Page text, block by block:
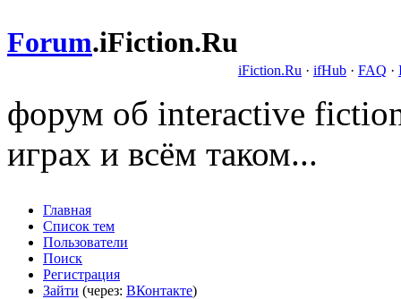
Forum.iFiction.Ru
iFiction.Ru · ifHub · FAQ ·
форум об interactive
играх и всём таком...
Главная
Список тем
Пользователи
Поиск
Регистрация
Зайти (через: ВКонтакте)